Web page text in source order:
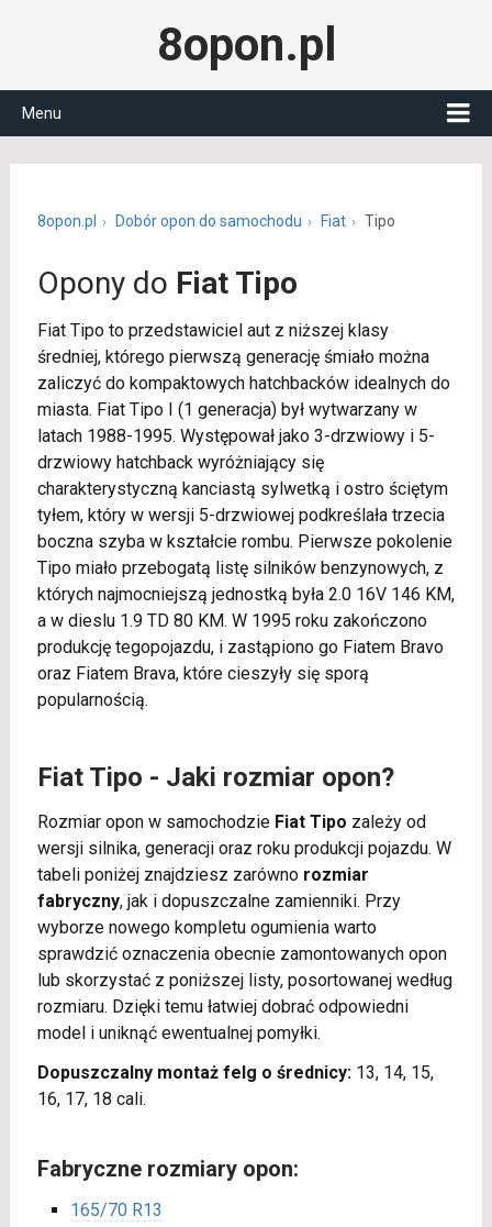
8opon.pl
Menu
8opon.pl Dobór opon do samochodu Fiat Tipo
Opony do Fiat Tipo
Fiat Tipo to przedstawiciel aut z niższej klasy
średniej, którego pierwszą generację śmiało można
zaliczyć do kompaktowych hatchbacków idealnych do
miasta. Fiat Tipo I (1 generacja) był wytwarzany w
latach 1988-1995. Występował jako 3-drzwiowy i 5-
drzwiowy hatchback wyróżniający się
charakterystyczną kanciastą sylwetką i ostro ściętym
tyłem, który w wersji 5-drzwiowej podkreślała trzecia
boczna szyba w kształcie rombu. Pierwsze pokolenie
Tipo miało przebogatą listę silników benzynowych, z
których najmocniejszą jednostką była 2.0 16V 146 KM,
a w dieslu 1.9 TD 80 KM. W 1995 roku zakończono
produkcję tegopojazdu, i zastąpiono go Fiatem Bravo
oraz Fiatem Brava, które cieszyły się sporą
popularnością.
Fiat Tipo - Jaki rozmiar opon?
Rozmiar opon w samochodzie Fiat Tipo zależy od
wersji silnika, generacji oraz roku produkcji pojazdu. W
tabeli poniżej znajdziesz zarówno rozmiar
fabryczny, jak i dopuszczalne zamienniki. Przy
wyborze nowego kompletu ogumienia warto
sprawdzić oznaczenia obecnie zamontowanych opon
lub skorzystać z poniższej listy, posortowanej według
rozmiaru. Dzięki temu łatwiej dobrać odpowiedni
model i uniknąć ewentualnej pomyłki.
Dopuszczalny montaż felg o średnicy:13, 14, 15,
16, 17, 18 cali.
Fabryczne rozmiary opon:
165/70 R13